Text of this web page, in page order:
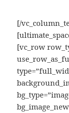
[/
[vc_row